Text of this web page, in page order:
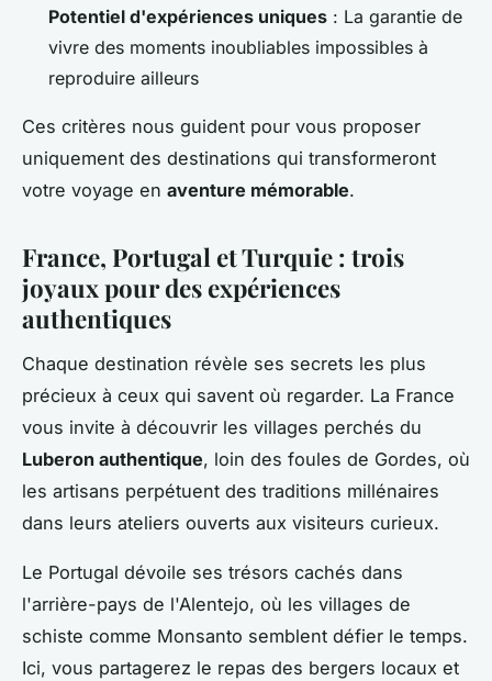
Potentiel d'expériences uniques : La garantie de
vivre des moments inoubliables impossibles à
reproduire ailleurs
Ces critères nous guident pour vous proposer
uniquement des destinations qui transformeront
votre voyage en aventure mémorable.
France, Portugal et Turquie : trois
joyaux pour des expériences
authentiques
Chaque destination révèle ses secrets les plus
précieux à ceux qui savent où regarder. La France
vous invite à découvrir les villages perchés du
Luberon authentique, loin des foules de Gordes, où
les artisans perpétuent des traditions millénaires
dans leurs ateliers ouverts aux visiteurs curieux.
Le Portugal dévoile ses trésors cachés dans
l'arrière-pays de l'Alentejo, où les villages de
schiste comme Monsanto semblent défier le temps.
Ici, vous partagerez le repas des bergers locaux et